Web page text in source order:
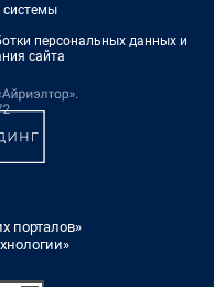
системы
персональных данных и
сайта
порталов»